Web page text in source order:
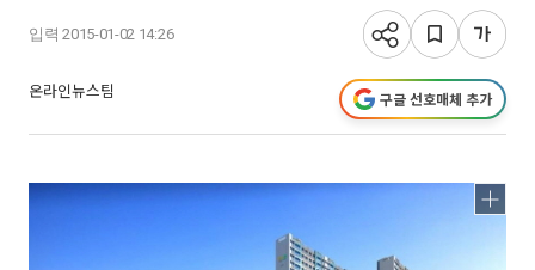
입력 2015-01-02 14:26
온라인뉴스팀 구글 선호매체 추가